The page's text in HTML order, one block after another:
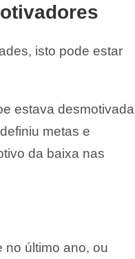
isto pode estar
estava desmotivada
metas e
da baixa nas
no último ano, ou